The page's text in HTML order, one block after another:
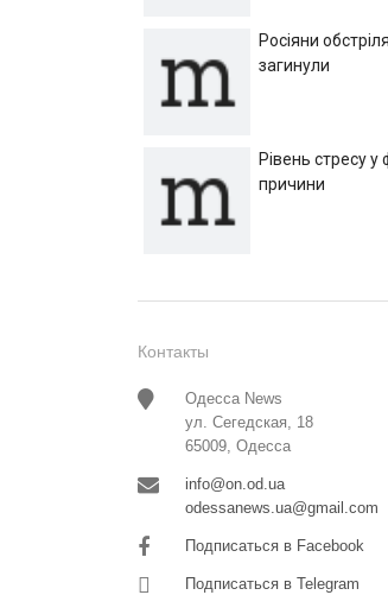
Росіяни
загинули
Рівень стресу у
причини
Контакты
Одесса News
ул. Сегедская, 18
65009, Одесса
info@on.od.ua
odessanews.ua@gmail.com
Подписаться в Facebook
Подписаться в Telegram